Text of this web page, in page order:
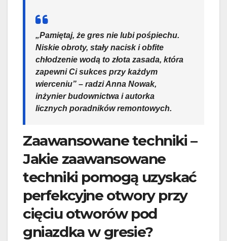
„Pamiętaj, że gres nie lubi pośpiechu.
Niskie obroty, stały nacisk i obfite
chłodzenie wodą to złota zasada, która
zapewni Ci sukces przy każdym
wierceniu” – radzi Anna Nowak,
inżynier budownictwa i autorka
licznych poradników remontowych.
Zaawansowane techniki –
Jakie zaawansowane
techniki pomogą uzyskać
perfekcyjne otwory przy
cięciu otworów pod
gniazdka w gresie?